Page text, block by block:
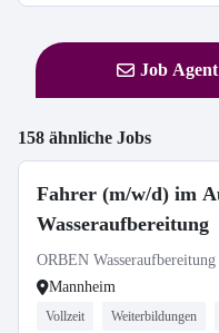
Job
158 ähnliche Jobs
Fahrer (m/w/d) im
Wasseraufbereitung
ORBEN Wasseraufbereitung
Mannheim
Vollzeit Weiterbildungen